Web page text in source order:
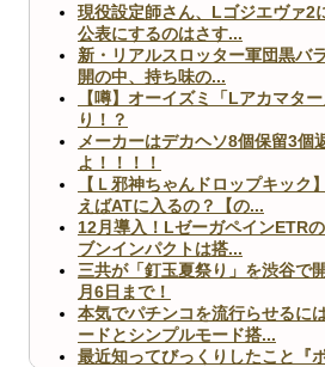
現役設定師さん、Lゴジエヴァ2
公表にするのはさす...
新・リアルスロッター軍団黒バ
開の中、持ち味の...
【噂】オーイズミ「Lアカマタ
り！？
メーカーはデカヘソ8個保留3個
よ！！！！
【Ｌ邪神ちゃんドロップキック
えばATに入るの？【の...
12月導入！LゼーガペインETR
ブンインパクトは搭...
三共が「釘玉夏祭り」を渋谷で
月6日まで！
本気でパチンコを流行らせるに
ードとシンプルモード搭...
最近知ってびっくりしたこと『